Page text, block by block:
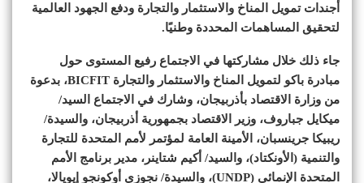
أجندات تمويل المناخ والاستثمار والتجارة ودفع الجهود العالمية
لتحقيق المساهمات المحددة وطنيًا.
جاء ذلك خلال مشاركتها في الاجتماع رفيع المستوى حول
مبادرة باكو لتمويل المناخ والاستثمار والتجارة BICFIT، بدعوة
من وزارة الاقتصاد بأذربيجان، وشارك في الاجتماع السيد/
ميكايل جباروف، وزير الاقتصاد بجمهورية أذربيجان، والسيدة/
ريبيكا جرينسبان، الأمينة العامة لمؤتمر لأمم المتحدة للتجارة
والتنمية (الأونكتاد)، والسيد/ أكيم شتاينر، مدير برنامج الأمم
المتحدة الإنمائي (UNDP)‏، والسيدة/ نجوزي أوكونجو إيويالا،